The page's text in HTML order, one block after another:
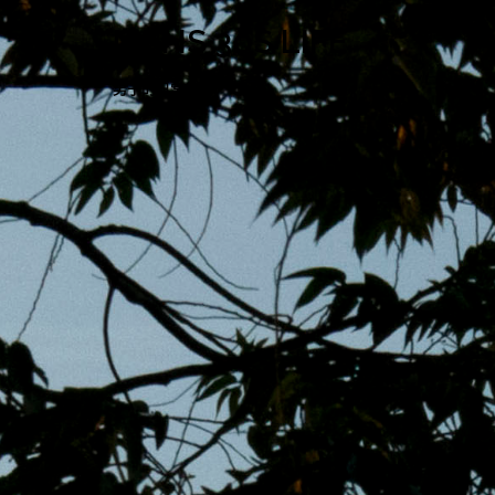
跳
至
主
內
MENS 30S LIFE
男子的日常生活